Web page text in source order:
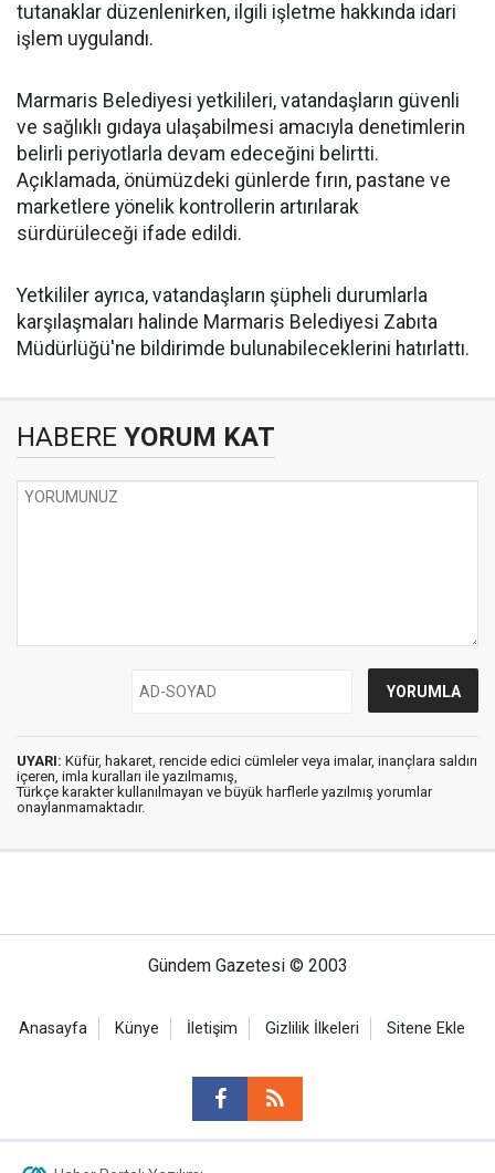
tutanaklar düzenlenirken, ilgili işletme hakkında idari
işlem uygulandı.
Marmaris Belediyesi yetkilileri, vatandaşların güvenli
ve sağlıklı gıdaya ulaşabilmesi amacıyla denetimlerin
belirli periyotlarla devam edeceğini belirtti.
Açıklamada, önümüzdeki günlerde fırın, pastane ve
marketlere yönelik kontrollerin artırılarak
sürdürüleceği ifade edildi.
Yetkililer ayrıca, vatandaşların şüpheli durumlarla
karşılaşmaları halinde Marmaris Belediyesi Zabıta
Müdürlüğü'ne bildirimde bulunabileceklerini hatırlattı.
HABERE YORUM KAT
UYARI: Küfür, hakaret, rencide edici cümleler veya imalar, inançlara saldırı
içeren, imla kuralları ile yazılmamış,
Türkçe karakter kullanılmayan ve büyük harflerle yazılmış yorumlar
onaylanmamaktadır.
Gündem Gazetesi © 2003
Anasayfa Künye İletişim Gizlilik İlkeleri Sitene Ekle